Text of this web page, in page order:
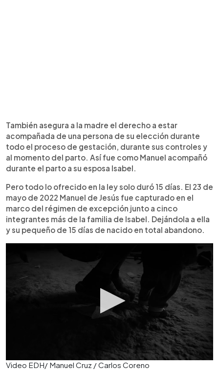
También asegura a la madre el derecho a estar
acompañada de una persona de su elección durante
todo el proceso de gestación, durante sus controles y
al momento del parto. Así fue como Manuel acompañó
durante el parto a su esposa Isabel.
Pero todo lo ofrecido en la ley solo duró 15 días. El 23 de
mayo de 2022 Manuel de Jesús fue capturado en el
marco del régimen de excepción junto a cinco
integrantes más de la familia de Isabel. Dejándola a ella
y su pequeño de 15 días de nacido en total abandono.
Video EDH/ Manuel Cruz / Carlos Coreno